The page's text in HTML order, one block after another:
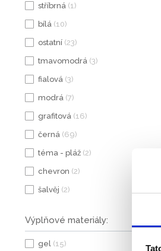
stříbrná (1)
bílá (10)
ostatní (23)
tmavomodrá (3)
fialová (3)
modrá (7)
grafitová (16)
černá (69)
téma - pláž (2)
chevron (2)
šalvěj (2)
Výplňové materiály:
gel (15)